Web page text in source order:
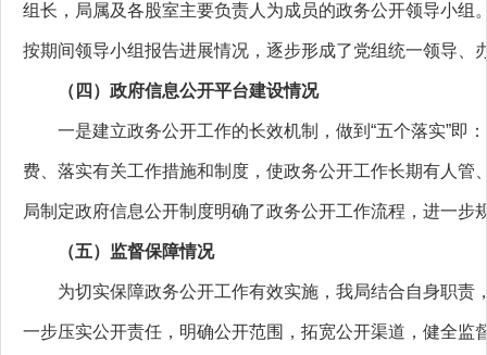
组长，局属及各股室主要负责人为成员的政务公开领导小
按期间领导小组报告进展情况，逐步形成了党组统一领导
（四）政府信息公开平台建设情况
一是建立政务公开工作的长效机制，做到“五个落实”即
费、落实有关工作措施和制度，使政务公开工作长期有人
局制定政府信息公开制度明确了政务公开工作流程，进一步
（五） 监督保障情况
为切实保障政务公开工作有效实施，我局结合自身职
一步压实公开责任，明确公开范围，拓宽公开渠道，健全